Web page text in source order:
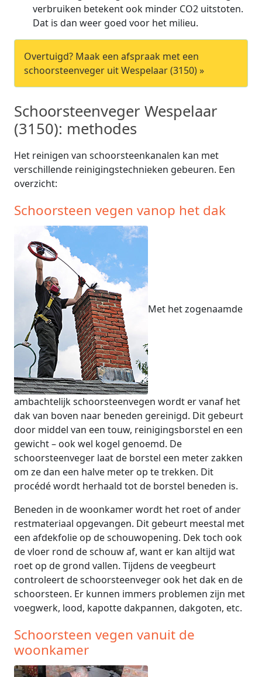
verbruiken betekent ook minder CO2 uitstoten.
Dat is dan weer goed voor het milieu.
Overtuigd? Maak een afspraak met een
schoorsteenveger uit Wespelaar (3150) »
Schoorsteenveger Wespelaar
(3150): methodes
Het reinigen van schoorsteenkanalen kan met
verschillende reinigingstechnieken gebeuren. Een
overzicht:
Schoorsteen vegen vanop het dak
Met het zogenaamde
ambachtelijk schoorsteenvegen wordt er vanaf het
dak van boven naar beneden gereinigd. Dit gebeurt
door middel van een touw, reinigingsborstel en een
gewicht – ook wel kogel genoemd. De
schoorsteenveger laat de borstel een meter zakken
om ze dan een halve meter op te trekken. Dit
procédé wordt herhaald tot de borstel beneden is.
Beneden in de woonkamer wordt het roet of ander
restmateriaal opgevangen. Dit gebeurt meestal met
een afdekfolie op de schouwopening. Dek toch ook
de vloer rond de schouw af, want er kan altijd wat
roet op de grond vallen. Tijdens de veegbeurt
controleert de schoorsteenveger ook het dak en de
schoorsteen. Er kunnen immers problemen zijn met
voegwerk, lood, kapotte dakpannen, dakgoten, etc.
Schoorsteen vegen vanuit de
woonkamer